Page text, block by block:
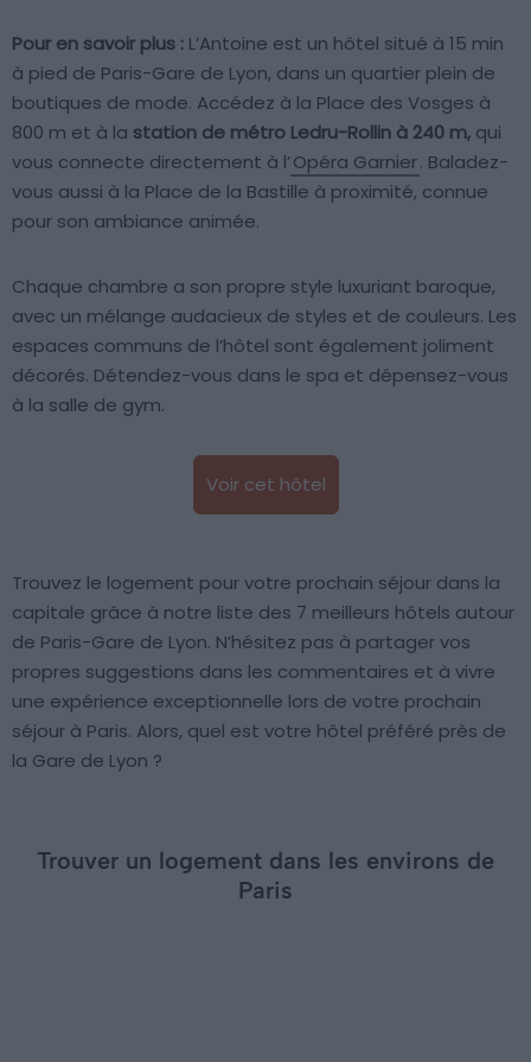
Pour en savoir plus : L’Antoine est un hôtel situé à 15 min
à pied de Paris-Gare de Lyon, dans un quartier plein de
boutiques de mode. Accédez à la Place des Vosges à
800 m et à la station de métro Ledru-Rollin à 240 m, qui
vous connecte directement à l’Opéra Garnier. Baladez-
vous aussi à la Place de la Bastille à proximité, connue
pour son ambiance animée.
Chaque chambre a son propre style luxuriant baroque,
avec un mélange audacieux de styles et de couleurs. Les
espaces communs de l’hôtel sont également joliment
décorés. Détendez-vous dans le spa et dépensez-vous
à la salle de gym.
Voir cet hôtel
Trouvez le logement pour votre prochain séjour dans la
capitale grâce à notre liste des 7 meilleurs hôtels autour
de Paris-Gare de Lyon. N’hésitez pas à partager vos
propres suggestions dans les commentaires et à vivre
une expérience exceptionnelle lors de votre prochain
séjour à Paris. Alors, quel est votre hôtel préféré près de
la Gare de Lyon ?
Trouver un logement dans les environs de
Paris